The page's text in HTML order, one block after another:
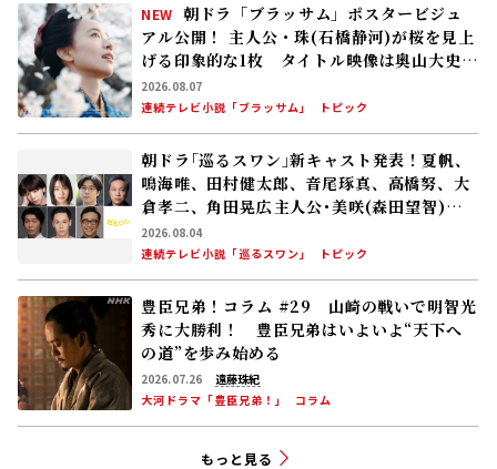
NEW 朝ドラ「ブラッサム」ポスタービジュ
アル公開！ 主人公・珠(石橋静河)が桜を見上
げる印象的な1枚 タイトル映像は奥山大史監
督、語りは三條雅幸アナ 2026年度後期放
送
2026.08.07
連続テレビ小説「ブラッサム」
トピック
朝ドラ｢巡るスワン｣新キャスト発表！夏帆、
鳴海唯、田村健太郎、音尾琢真、高橋努、大
倉孝二、角田晃広――主人公･美咲(森田望智)が
交流する警察署の人々 2027年度前期放送
2026.08.04
連続テレビ小説「巡るスワン」
トピック
豊臣兄弟！コラム #29 山崎の戦いで明智光
秀に大勝利！ 豊臣兄弟はいよいよ“天下へ
の道”を歩み始める
2026.07.26
遠藤珠紀
大河ドラマ「豊臣兄弟！」
コラム
もっと見る